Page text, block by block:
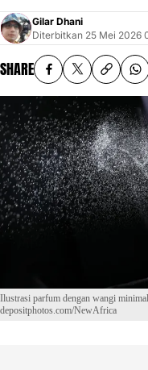
Gilar Dhani
Diterbitkan 25 Mei 2026
SHARE
Ilustrasi parfum dengan wangi
depositphotos.com/NewAfrica